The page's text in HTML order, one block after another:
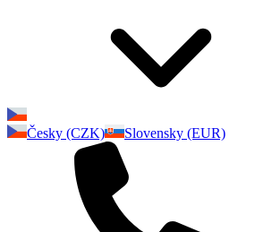
Česky (CZK)
Slovensky (EUR)